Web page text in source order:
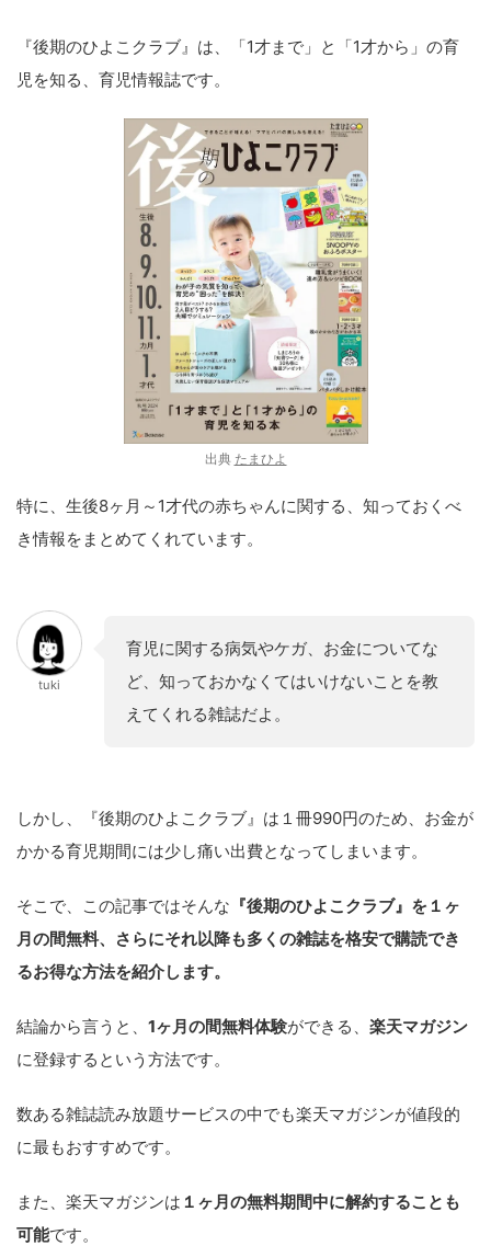
『後期のひよこクラブ』は、「1才まで」と「1才から」の育
児を知る、育児情報誌です。
出典 たまひよ
特に、生後8ヶ月～1才代の赤ちゃんに関する、知っておくべ
き情報をまとめてくれています。
tuki
育児に関する病気やケガ、お金についてな
ど、知っておかなくてはいけないことを教
えてくれる雑誌だよ。
しかし、『後期のひよこクラブ』は１冊990円のため、お金が
かかる育児期間には少し痛い出費となってしまいます。
そこで、この記事ではそんな 『後期のひよこクラブ』を１ヶ
月の間無料、さらにそれ以降も多くの雑誌を格安で購読でき
るお得な方法を紹介します。
結論から言うと、 1ヶ月の間無料体験ができる、 楽天マガジン
に登録するという方法です。
数ある雑誌読み放題サービスの中でも楽天マガジンが値段的
に最もおすすめです。
また、楽天マガジンは １ヶ月の無料期間中に解約することも
可能です。